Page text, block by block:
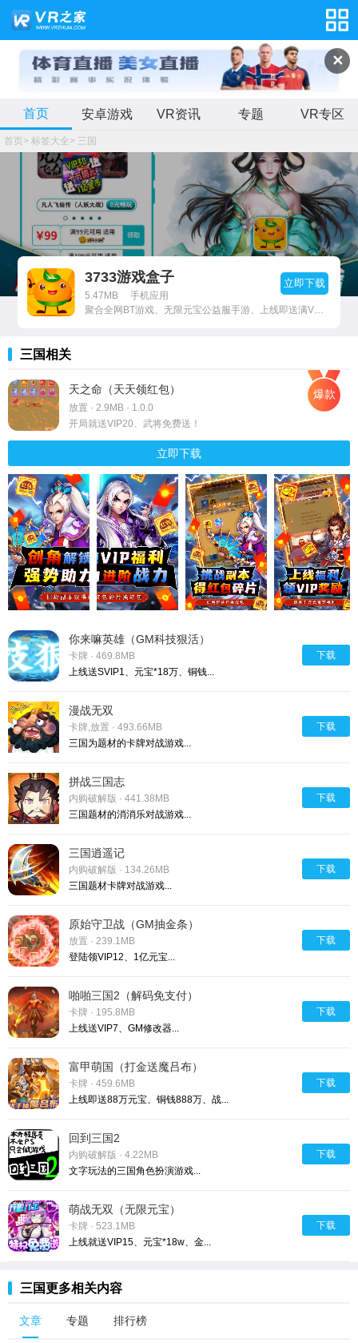
✕
首页 安卓游戏 VR资讯 专题 VR专区
首页> 标签大全> 三国
3733游戏盒子
5.47MB
手机应用
立即下载
三国相关
爆款
天之命（天天领红包）
放置 · 2.9MB · 1.0.0
开局就送VIP20、武将免费送！
立即下载
你来嘛英雄（GM科技狠活）
卡牌 · 469.8MB
上线送SVIP1、元宝*18万、铜钱...
下载
漫战无双
卡牌,放置 · 493.66MB
三国为题材的卡牌对战游戏...
下载
拼战三国志
内购破解版 · 441.38MB
三国题材的消消乐对战游戏...
下载
三国逍遥记
内购破解版 · 134.26MB
三国题材卡牌对战游戏...
下载
原始守卫战（GM抽金条）
放置 · 239.1MB
登陆领VIP12、1亿元宝...
下载
啪啪三国2（解码免支付）
卡牌 · 195.8MB
上线送VIP7、GM修改器...
下载
富甲萌国（打金送魔吕布）
卡牌 · 459.6MB
上线即送88万元宝、铜钱888万、战...
下载
回到三国2
内购破解版 · 4.22MB
文字玩法的三国角色扮演游戏...
下载
萌战无双（无限元宝）
卡牌 · 523.1MB
上线就送VIP15、元宝*18w、金...
下载
三国更多相关内容
文章 专题 排行榜